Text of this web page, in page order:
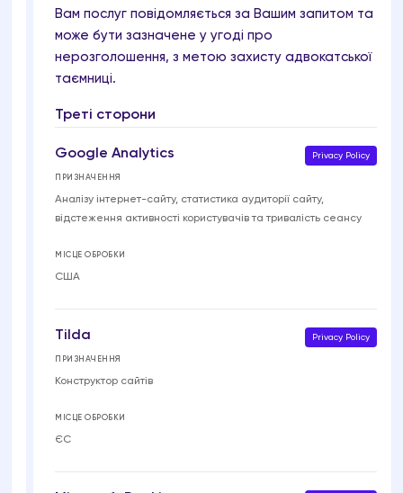
Вам послуг повідомляється за Вашим запитом та
може бути зазначене у угоді про
нерозголошення, з метою захисту адвокатської
таємниці.
Треті сторони
Google Analytics Privacy Policy
ПРИЗНАЧЕННЯ
Аналізу інтернет-сайту, статистика аудиторії сайту,
відстеження активності користувачів та тривалість сеансу
МІСЦЕ ОБРОБКИ
США
Tilda Privacy Policy
ПРИЗНАЧЕННЯ
Конструктор сайтів
МІСЦЕ ОБРОБКИ
ЄС